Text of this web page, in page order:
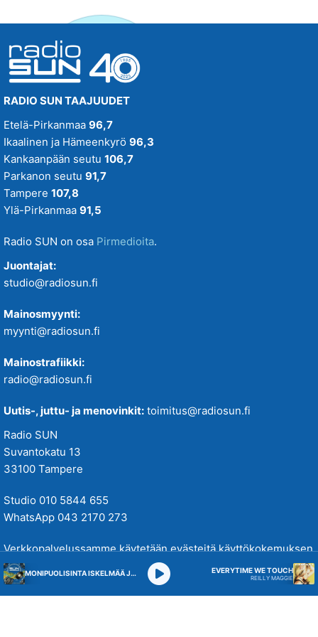
RADIO SUN TAAJUUDET
Etelä-Pirkanmaa 96,7
Ikaalinen ja Hämeenkyrö 96,3
Kankaanpään seutu 106,7
Parkanon seutu 91,7
Tampere 107,8
Ylä-Pirkanmaa 91,5
Radio SUN on osa Pirmedioita.
Juontajat:
studio@radiosun.fi
Mainosmyynti:
myynti@radiosun.fi
Mainostrafiikki:
radio@radiosun.fi
Uutis-, juttu- ja menovinkit: toimitus@radiosun.fi
Radio SUN
Suvantokatu 13
33100 Tampere
Studio 010 5844 655
WhatsApp 043 2170 273
Verkkopalvelussamme käytetään evästeitä käyttökokemuksen
parantamiseksi. Tutustu tietosuojakäytäntöihimmetäällä.
MONIPUOLISINTA ISKELMÄÄ JA PARASTA POPPIA EVERYTIME WE TOUCH
REILLY MAGGIE